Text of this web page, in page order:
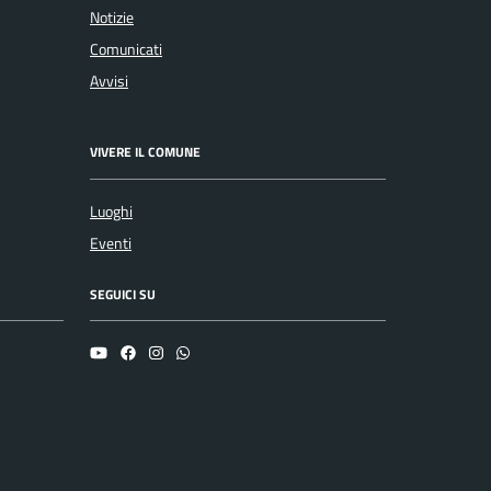
Notizie
Comunicati
Avvisi
VIVERE IL COMUNE
Luoghi
Eventi
SEGUICI SU
YouTubeFacebookInstagramWhatsapp